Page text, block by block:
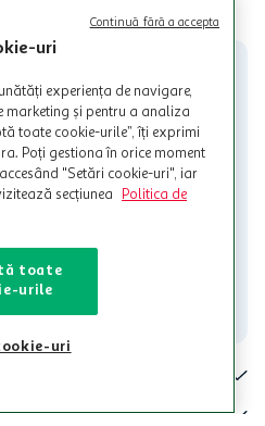
cu magazinele Auchan
indicate de Auchan si
utilizarii Cardului in perioada in
in perioada in care sunt efectuate
sistemul de utilizarea al Cardului.
ne!
contact@auchan.ro
Contact
uri
experiența de navigare,
marketing și pentru a analiza
toate cookie-urile”, îți exprimi
Poți gestiona în orice moment
"Setări cookie-uri", iar
secțiunea
Politica de
toate
urile
uri
Continuă fără a accepta